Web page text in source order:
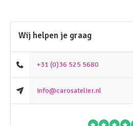
Wij helpen je graag
+31 (0)36 525 5680
info@carosatelier.nl